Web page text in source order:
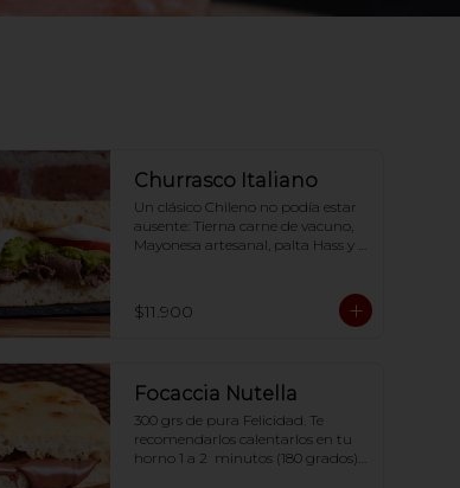
Churrasco Italiano
Un clásico Chileno no podía estar
ausente: Tierna carne de vacuno,
Mayonesa artesanal, palta Hass y
minutos (180 grados) para que
tome la crocancia óptima ;)
$11.900
Focaccia Nutella
300 grs de pura Felicidad. Te
recomendarlos calentarlos en tu
horno 1 a 2  minutos (180 grados)